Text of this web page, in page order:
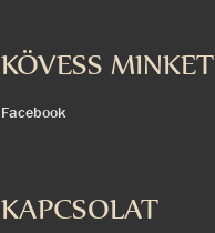
KÖVESS MINKET
Facebook
KAPCSOLAT